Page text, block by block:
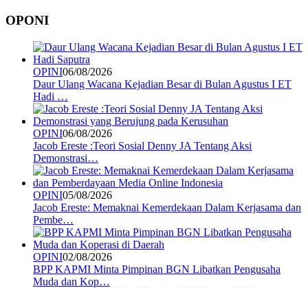
OPONI
OPINI06/08/2026
Daur Ulang Wacana Kejadian Besar di Bulan Agustus I ET
Hadi …
OPINI06/08/2026
Jacob Ereste :Teori Sosial Denny JA Tentang Aksi
Demonstrasi…
OPINI05/08/2026
Jacob Ereste: Memaknai Kemerdekaan Dalam Kerjasama dan
Pembe…
OPINI02/08/2026
BPP KAPMI Minta Pimpinan BGN Libatkan Pengusaha
Muda dan Kop…